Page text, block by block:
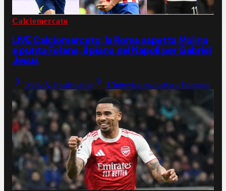
Calciomercato
LIVE Calciomercato: la Roma aspetta Molina
e punta Fofana, il piano del Napoli per Gabriel
Jesus
Serie A, il calendario L'intervista esclusiva a Fabregas